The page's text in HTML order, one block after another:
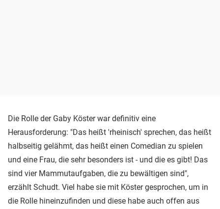
Die Rolle der Gaby Köster war definitiv eine
Herausforderung: "Das heißt 'rheinisch' sprechen, das heißt
halbseitig gelähmt, das heißt einen Comedian zu spielen
und eine Frau, die sehr besonders ist - und die es gibt! Das
sind vier Mammutaufgaben, die zu bewältigen sind",
erzählt Schudt. Viel habe sie mit Köster gesprochen, um in
die Rolle hineinzufinden und diese habe auch offen aus